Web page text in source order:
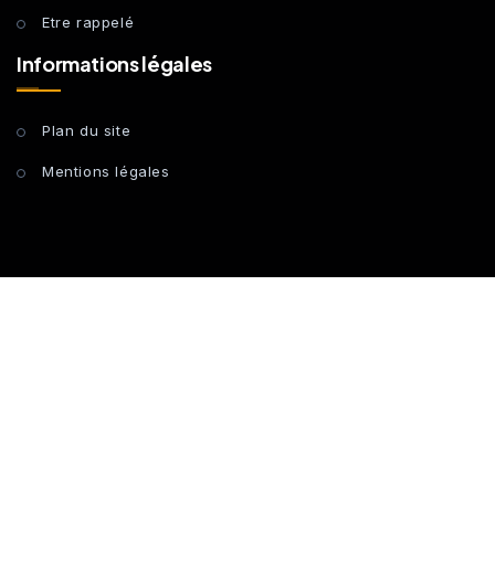
Etre rappelé
Informations légales
Plan du site
Mentions légales